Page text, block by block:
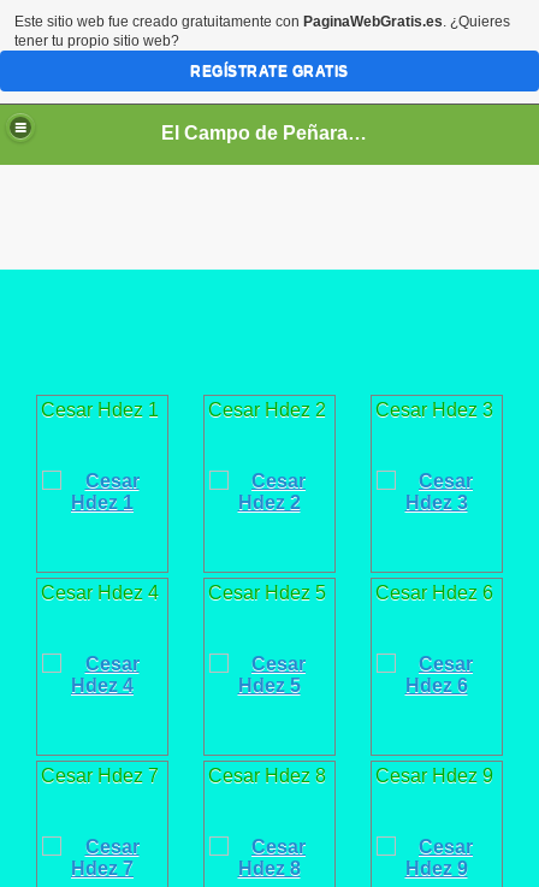
El Campo de Peñaranda (Salamanca)
Cesar Hdez 1 Cesar Hdez 2 Cesar Hdez 3
Cesar Hdez 4 Cesar Hdez 5 Cesar Hdez 6
Cesar Hdez 7 Cesar Hdez 8 Cesar Hdez 9
Este sitio web fue creado gratuitamente con PaginaWebGratis.es. ¿Quieres
tener tu propio sitio web?
REGÍSTRATE GRATIS